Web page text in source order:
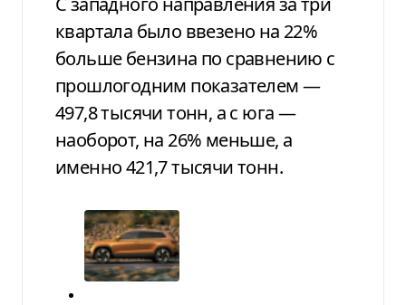
квартала было ввезено на 22%
больше бензина по сравнению с
прошлогодним показателем —
497,8 тысячи тонн, а с юга —
наоборот, на 26% меньше, а
именно 421,7 тысячи тонн.